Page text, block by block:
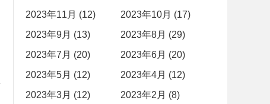
2023年11月 (12)
2023年10月 (17)
2023年9月 (13)
2023年8月 (29)
2023年7月 (20)
2023年6月 (20)
2023年5月 (12)
2023年4月 (12)
2023年3月 (12)
2023年2月 (8)